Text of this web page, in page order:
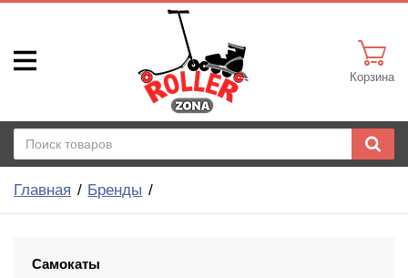
Корзина
Главная Бренды
Самокаты